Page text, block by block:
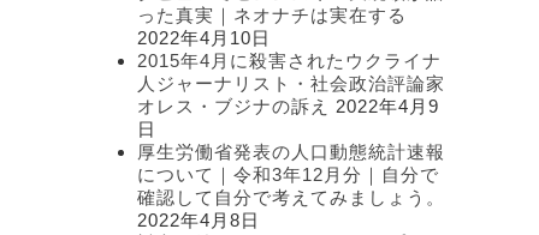
った真実｜ネオナチは実在する
2022年4月10日
2015年4月に殺害されたウクライナ
人ジャーナリスト・社会政治評論家
オレス・ブジナの訴え
2022年4月9
日
厚生労働省発表の人口動態統計速報
について｜令和3年12月分｜自分で
確認して自分で考えてみましょう。
2022年4月8日